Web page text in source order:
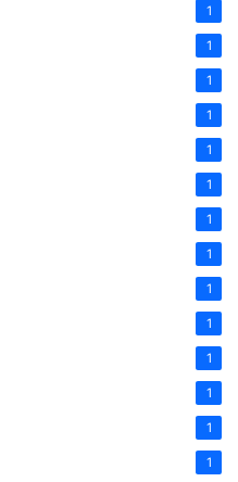
1
1
1
1
1
1
1
1
1
1
1
1
1
1